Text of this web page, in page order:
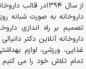
تصمیم بر راه اندازی
داروخانه آنلاین دکتر
غذایی، ورزشی، لوازم
تمام تلاش خود را می